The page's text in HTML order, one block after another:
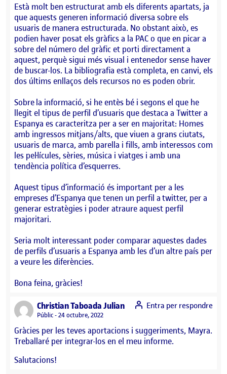
Està molt ben estructurat amb els diferents apartats, ja
que aquests generen informació diversa sobre els
usuaris de manera estructurada. No obstant això, es
podien haver posat els gràfics a la PAC o que en picar a
sobre del número del gràfic et porti directament a
aquest, perquè sigui més visual i entenedor sense haver
de buscar-los. La bibliografia està completa, en canvi, els
dos últims enllaços dels recursos no es poden obrir.
Sobre la informació, si he entès bé i segons el que he
llegit el tipus de perfil d’usuaris que destaca a Twitter a
Espanya es caracteritza per a ser en majoritat: Homes
amb ingressos mitjans/alts, que viuen a grans ciutats,
usuaris de marca, amb parella i fills, amb interessos com
les pel·lícules, sèries, música i viatges i amb una
tendència política d’esquerres.
Aquest tipus d’informació és important per a les
empreses d’Espanya que tenen un perfil a twitter, per a
generar estratègies i poder atraure aquest perfil
majoritari.
Seria molt interessant poder comparar aquestes dades
de perfils d’usuaris a Espanya amb les d’un altre país per
a veure les diferències.
Bona feina, gràcies!
Christian Taboada Juliansays:
Visibilitat:
Públic 24 octubre, 2022
Gràcies per les teves aportacions i suggeriments, Mayra.
Treballaré per integrar-los en el meu informe.
Salutacions!
Entra per respondre